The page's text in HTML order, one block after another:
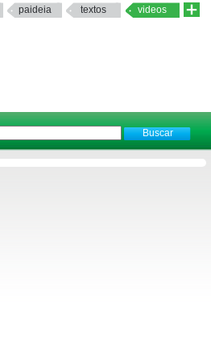
paideia textos videos